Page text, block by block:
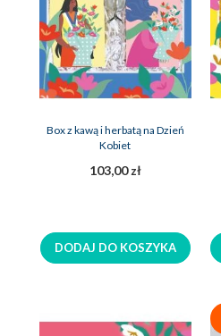
Box z kawą i herbatą na Dzień
Kobiet
103,00 zł
DODAJ DO KOSZYKA